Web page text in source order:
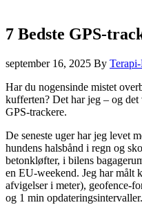
7 Bedste GPS-
september 16, 2025 By
Har du nogensinde mistet
kufferten? Det har jeg – og
GPS‑trackere.
De seneste uger har jeg levet
hundens halsbånd i regn og
betonkløfter, i bilens
en EU‑weekend. Jeg har målt
afvigelser i meter),
og 1 min opdateringsintervaller.